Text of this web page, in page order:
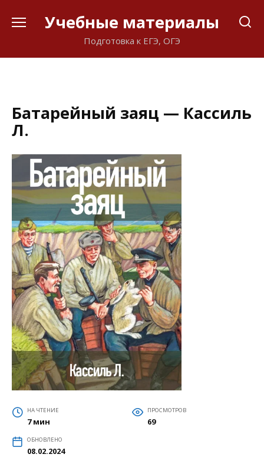
Учебные материалы
Подготовка к ЕГЭ, ОГЭ
Батарейный заяц — Кассиль
Л.
НА ЧТЕНИЕ
7 мин
ПРОСМОТРОВ
69
ОБНОВЛЕНО
08.02.2024